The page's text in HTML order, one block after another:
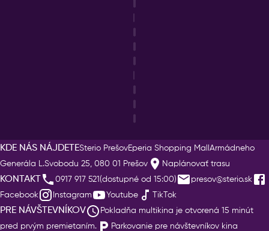
KDE NÁS NÁJDETESterio PrešovEperia Shopping Mall Armádneho
Generála L.Svobodu 25, 080 01 Prešov
Naplánovať trasu
KONTAKT 0917 917 521(dostupné od 15:00)
presov@sterio.sk
Facebook
Instagram Youtube TikTok
PRE NÁVŠTEVNÍKOV
Pokladňa multikina je otvorená 15 minút
pred prvým premietaním.
Parkovanie pre návštevníkov kina